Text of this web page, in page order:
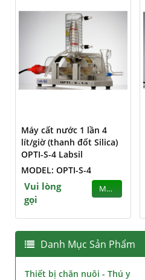
Máy cất nước 1 lần 4
lít/giờ (thanh đốt Silica)
OPTI-S-4 Labsil
MODEL: OPTI-S-4
Vui lòng
gọi
MUA
Danh Mục Sản Phẩm
Thiết bị chăn nuôi - Thú y